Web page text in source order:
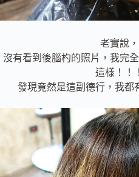
老實說，
沒有看到後腦杓的照片，我完
這樣！！！
發現竟然是這副德行，我